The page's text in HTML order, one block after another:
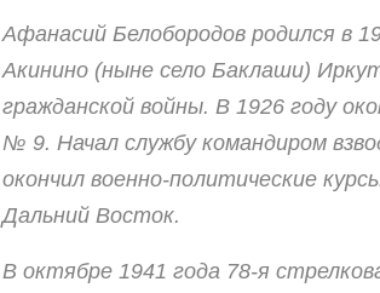
Афанасий Белобородов родился в
Акинино (ныне село Баклаши)
гражданской войны. В 1926 году
№ 9. Начал службу командиром
окончил военно-политические
Дальний Восток.
В октябре 1941 года 78-я